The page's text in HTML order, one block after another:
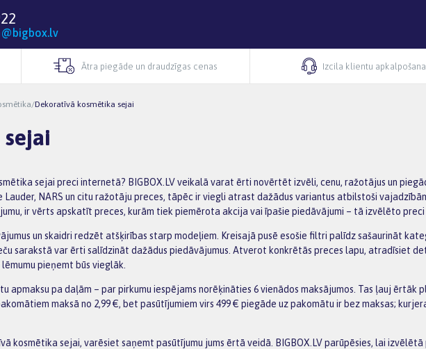
Ātra piegāde un draudzīgas cenas Izcila klientu apkalpošana
/Dekoratīvā kosmētika sejai
sejai preci internetā? BIGBOX.LV veikalā varat ērti novērtēt izvēli, cenu, ražotājus un
NARS un citu ražotāju preces, tāpēc ir viegli atrast dažādus variantus atbilstoši
ir vērts apskatīt preces, kurām tiek piemērota akcija vai īpašie piedāvājumi – tā izvēlēto
un skaidri redzēt atšķirības starp modeļiem. Kreisajā pusē esošie filtri palīdz sašaurināt
sarakstā var ērti salīdzināt dažādus piedāvājumus. Atverot konkrētās preces lapu, atradīsiet
pieņemt būs vieglāk.
apmaksu pa daļām – par pirkumu iespējams norēķināties 6 vienādos maksājumos. Tas ļauj ērtāk
maksā no 2,99 €, bet pasūtījumiem virs 499 € piegāde uz pakomātu ir bez maksas;
kosmētika sejai, varēsiet saņemt pasūtījumu jums ērtā veidā. BIGBOX.LV parūpēsies, lai